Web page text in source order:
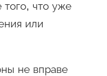
того, что уже
или
не вправе